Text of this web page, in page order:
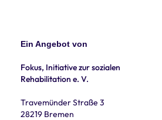
Ein Angebot von
Fokus, Initiative zur sozialen
Rehabilitation e. V.
Travemünder Straße 3
28219 Bremen